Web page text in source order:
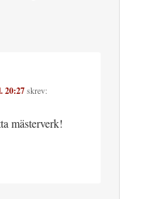
20:27skrev:
mästerverk!